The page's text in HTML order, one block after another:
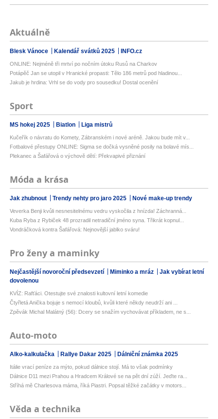
Aktuálně
Blesk Vánoce Kalendář svátků 2025 INFO.cz
ONLINE: Nejméně tři mrtví po nočním útoku Rusů na Charkov
Potápěč Jan se utopil v Hranické propasti: Tělo 186 metrů pod hladinou...
Jakub je hrdina: Vrhl se do vody pro sousedku! Dostal ocenění
Sport
MS hokej 2025 Biatlon Liga mistrů
Kučeřík o návratu do Komety, Zábranském i nové aréně. Jakou bude mít v...
Fotbalové přestupy ONLINE: Sigma se dočká vysněné posily na bolavé mís...
Plekanec a Šafářová o výchově dětí: Překvapivé přiznání
Móda a krása
Jak zhubnout Trendy nehty pro jaro 2025 Nové make-up trendy
Veverka Benji kvůli nesnesitelnému vedru vyskočila z hnízda! Záchranná...
Kuba Ryba z Rybiček 48 prozradil netradiční jméno syna. Třikrát kopnul...
Vondráčková kontra Šafářová: Nejnovější jablko sváru!
Pro ženy a maminky
Nejčastější novoroční předsevzetí Miminko a mráz
Jak vybírat letní
dovolenou
KVÍZ: Rafťáci. Otestujte své znalosti kultovní letní komedie
Čtyřletá Anička bojuje s nemocí kloubů, kvůli které někdy neudrží ani ...
Zpěvák Michal Malátný (56): Dcery se snažím vychovávat příkladem, ne s...
Auto-moto
Alko-kalkulačka Rallye Dakar 2025 Dálniční známka 2025
Itálie vrací peníze za mýto, pokud dálnice stojí. Má to však podmínky
Dálnice D11 mezi Prahou a Hradcem Králové se na pět dní zúží. Jeďte ra...
Stříhá mě Charlesova máma, říká Piastri. Popsal těžké začátky v motors...
Věda a technika